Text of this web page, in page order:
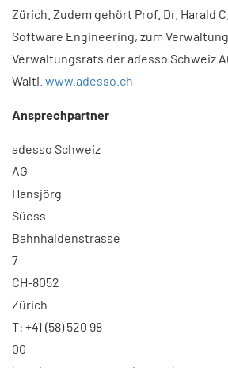
Zürich. Zudem gehört Prof. Dr. Harald
Software Engineering, zum
Verwaltungsrats der adesso Schweiz
Walti. www.adesso.ch
Ansprechpartner
adesso Schweiz
Hansjörg
Bahnhaldenstrasse
CH-8052
T: +41 (58) 520 98